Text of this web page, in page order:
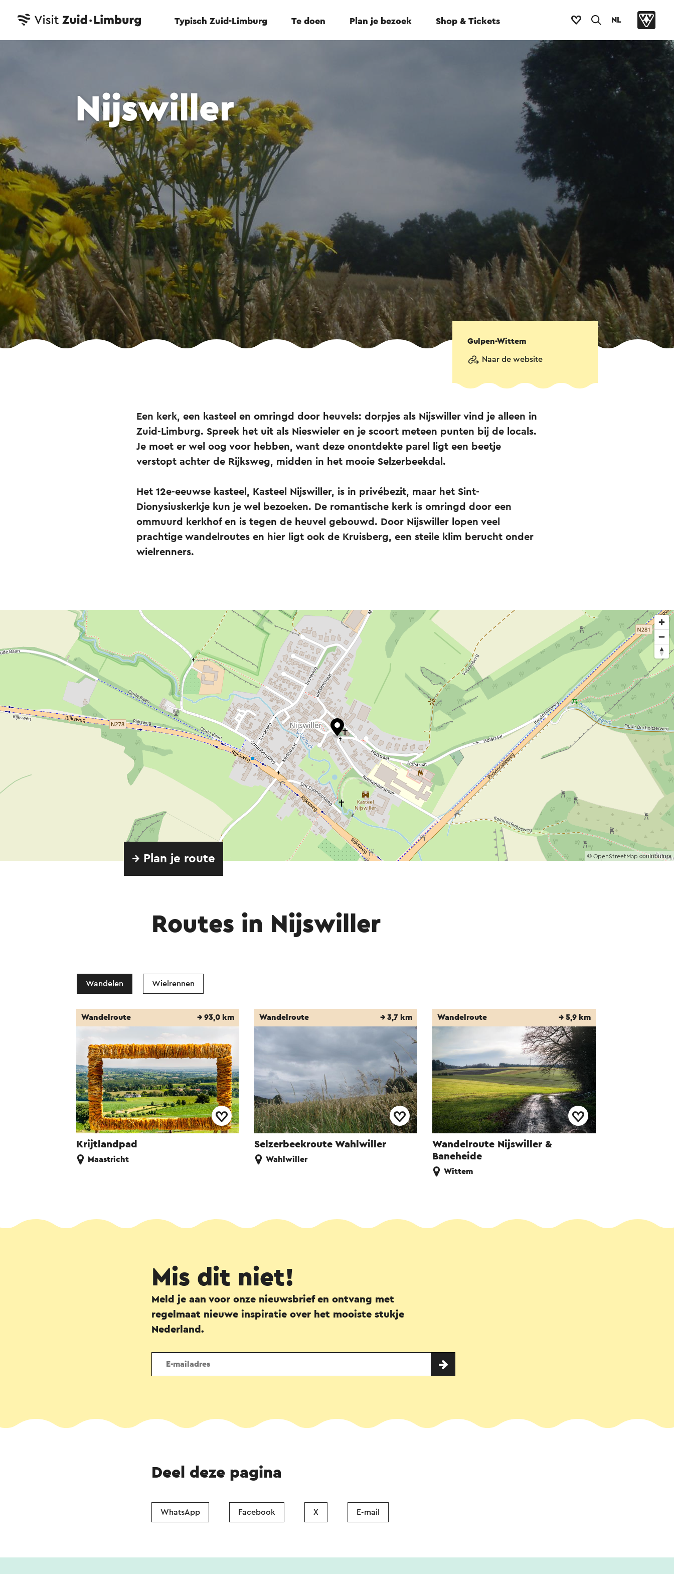
Typisch Zuid-Limburg Te doen Plan je bezoek Shop & Tickets NL
Nijswiller
Gulpen-Wittem
Naar de website
Een kerk, een kasteel en omringd door heuvels: dorpjes als Nijswiller vind je alleen in
Zuid-Limburg. Spreek het uit als Nieswieler en je scoort meteen punten bij de locals.
Je moet er wel oog voor hebben, want deze onontdekte parel ligt een beetje
verstopt achter de Rijksweg, midden in het mooie Selzerbeekdal.
Het 12e-eeuwse kasteel, Kasteel Nijswiller, is in privébezit, maar het Sint-
Dionysiuskerkje kun je wel bezoeken. De romantische kerk is omringd door een
ommuurd kerkhof en is tegen de heuvel gebouwd. Door Nijswiller lopen veel
prachtige wandelroutes en hier ligt ook de Kruisberg, een steile klim berucht onder
wielrenners.
© OpenStreetMap contributors
→ Plan je route
Routes in Nijswiller
Wandelen Wielrennen
Krijtlandpad
Wandelroute → 93,0 km
Maastricht
Selzerbeekroute Wahlwiller
Wandelroute → 3,7 km
Wahlwiller
Wandelroute Nijswiller &
Baneheide
Wandelroute → 5,9 km
Wittem
Mis dit niet!
Meld je aan voor onze nieuwsbrief en ontvang met
regelmaat nieuwe inspiratie over het mooiste stukje
Nederland.
Deel deze pagina
WhatsApp Facebook X E-mail